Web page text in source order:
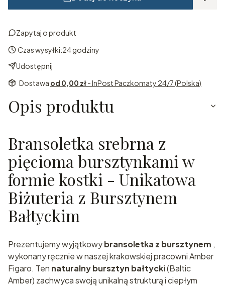
Zapytaj o produkt
Czas wysyłki:24 godziny
Udostępnij
Dostawa od 0,00 zł- InPost Paczkomaty 24/7 (Polska)
Opis produktu
Bransoletka srebrna z
pięcioma bursztynkami w
formie kostki - Unikatowa
Biżuteria z Bursztynem
Bałtyckim
Prezentujemy wyjątkowybransoletka z bursztynem ,
wykonany ręcznie w naszej krakowskiej pracowni Amber
Figaro. Ten naturalny bursztyn bałtycki(Baltic
Amber) zachwyca swoją unikalną strukturą i ciepłym